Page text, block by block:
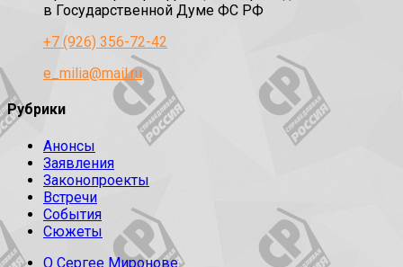
в Государственной Думе ФС РФ
+7 (926) 356-72-42
e_milia@mail.ru
Рубрики
Анонсы
Заявления
Законопроекты
Встречи
События
Сюжеты
О Сергее Миронове